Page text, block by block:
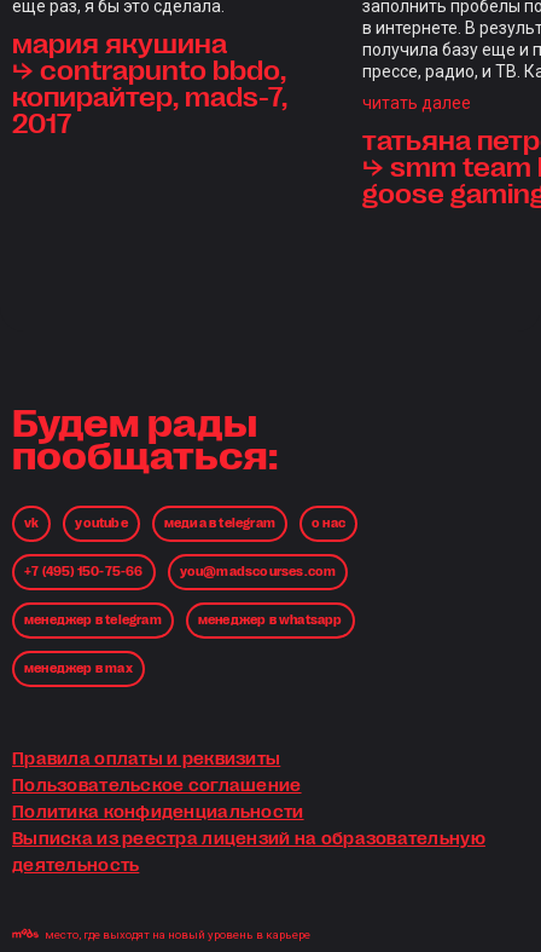
еще раз, я бы это сделала.
мария якушина
⮡ contrapunto bbdo,
копирайтер, mads-7,
2017
заполнить пробелы
в интернете. В
получила базу еще и
прессе, радио, и ТВ.
индивидуальным
каждого студента,
редкость.
стал итоговый
проверкой на
читать далее
татьяна
⮡ smm team
goose
Будем рады
пообщаться:
vk youtube медиа в telegram о нас
+7 (495) 150-75-66 you@madscourses.com
менеджер в telegram менеджер в whatsapp
менеджер в max
Правила оплаты и реквизиты
Пользовательское соглашение
Политика конфиденциальности
Выписка из реестра лицензий на образовательную
деятельность
место, где выходят на новый уровень в карьере